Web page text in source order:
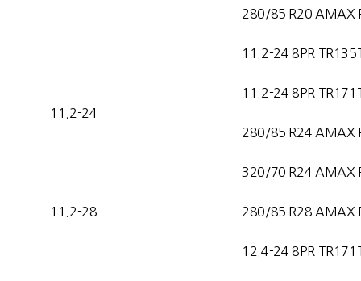
280/85 R20 AMAX
11.2-24
11.2-24 8PR
11.2-24 8PR
280/85 R24 AMAX
320/70 R24 AMAX
11.2-28 280/85 R28 AMAX
12.4-24 8PR